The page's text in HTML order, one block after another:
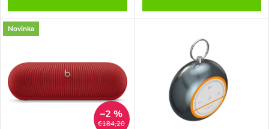
d
u
k
d
u
k
t
Novinka
€184,20
–2 %